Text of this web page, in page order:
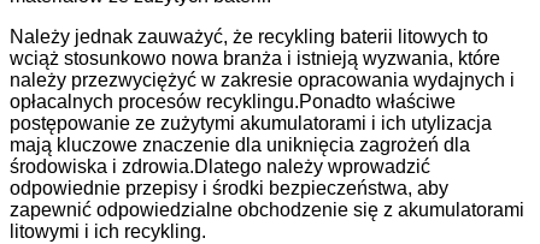
Należy jednak zauważyć, że recykling baterii litowych to
wciąż stosunkowo nowa branża i istnieją wyzwania, które
należy przezwyciężyć w zakresie opracowania wydajnych i
opłacalnych procesów recyklingu.Ponadto właściwe
postępowanie ze zużytymi akumulatorami i ich utylizacja
mają kluczowe znaczenie dla uniknięcia zagrożeń dla
środowiska i zdrowia.Dlatego należy wprowadzić
odpowiednie przepisy i środki bezpieczeństwa, aby
zapewnić odpowiedzialne obchodzenie się z akumulatorami
litowymi i ich recykling.